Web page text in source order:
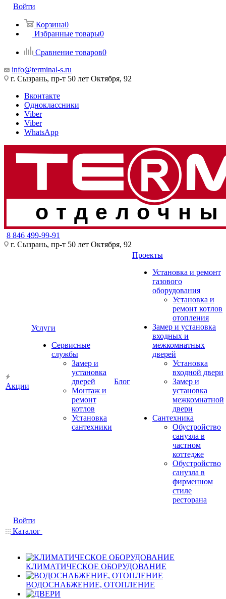
Войти
Корзина0
Избранные товары0
Сравнение товаров0
info@terminal-s.ru
г. Сызрань, пр-т 50 лет Октября, 92
Вконтакте
Одноклассники
Viber
Viber
WhatsApp
8 846 499-99-91
г. Сызрань, пр-т 50 лет Октября, 92
Акции
Услуги
Сервисные
службы
Замер и
установка
дверей
Монтаж и
ремонт
котлов
Установка
сантехники
Блог
Проекты
Установка и ремонт
газового
оборудования
Установка и
ремонт котлов
отопления
Замер и установка
входных и
межкомнатных
дверей
Установка
входной двери
Замер и
установка
межкомнатной
двери
Сантехника
Обустройство
санузла в
частном
коттедже
Обустройство
санузла в
фирменном
стиле
ресторана
Войти
Каталог
КЛИМАТИЧЕСКОЕ ОБОРУДОВАНИЕ
ВОДОСНАБЖЕНИЕ, ОТОПЛЕНИЕ